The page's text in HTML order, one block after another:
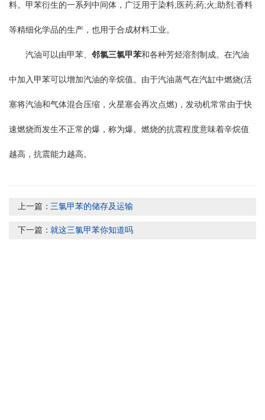
料。甲苯衍生的一系列中间体，广泛用于染料;医药;药;火;助剂;香料
等精细化学品的生产，也用于合成材料工业。
汽油可以由甲苯、 邻氯三氯甲苯和各种芳烃溶剂制成。在汽油
中加入甲苯可以增加汽油的辛烷值。由于汽油蒸气在汽缸中燃烧(活
塞将汽油和气体混合压缩，火星塞会再次点燃)，发动机常常由于快
速燃烧而发生不正常的爆，称为爆。燃烧的抗震程度意味着辛烷值
越高，抗震能力越高。
上一篇：三氯甲苯的储存及运输
下一篇：就这三氯甲苯你知道吗